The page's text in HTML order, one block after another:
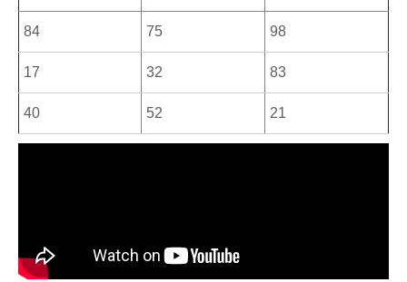
84 75 98
17 32 83
40 52 21